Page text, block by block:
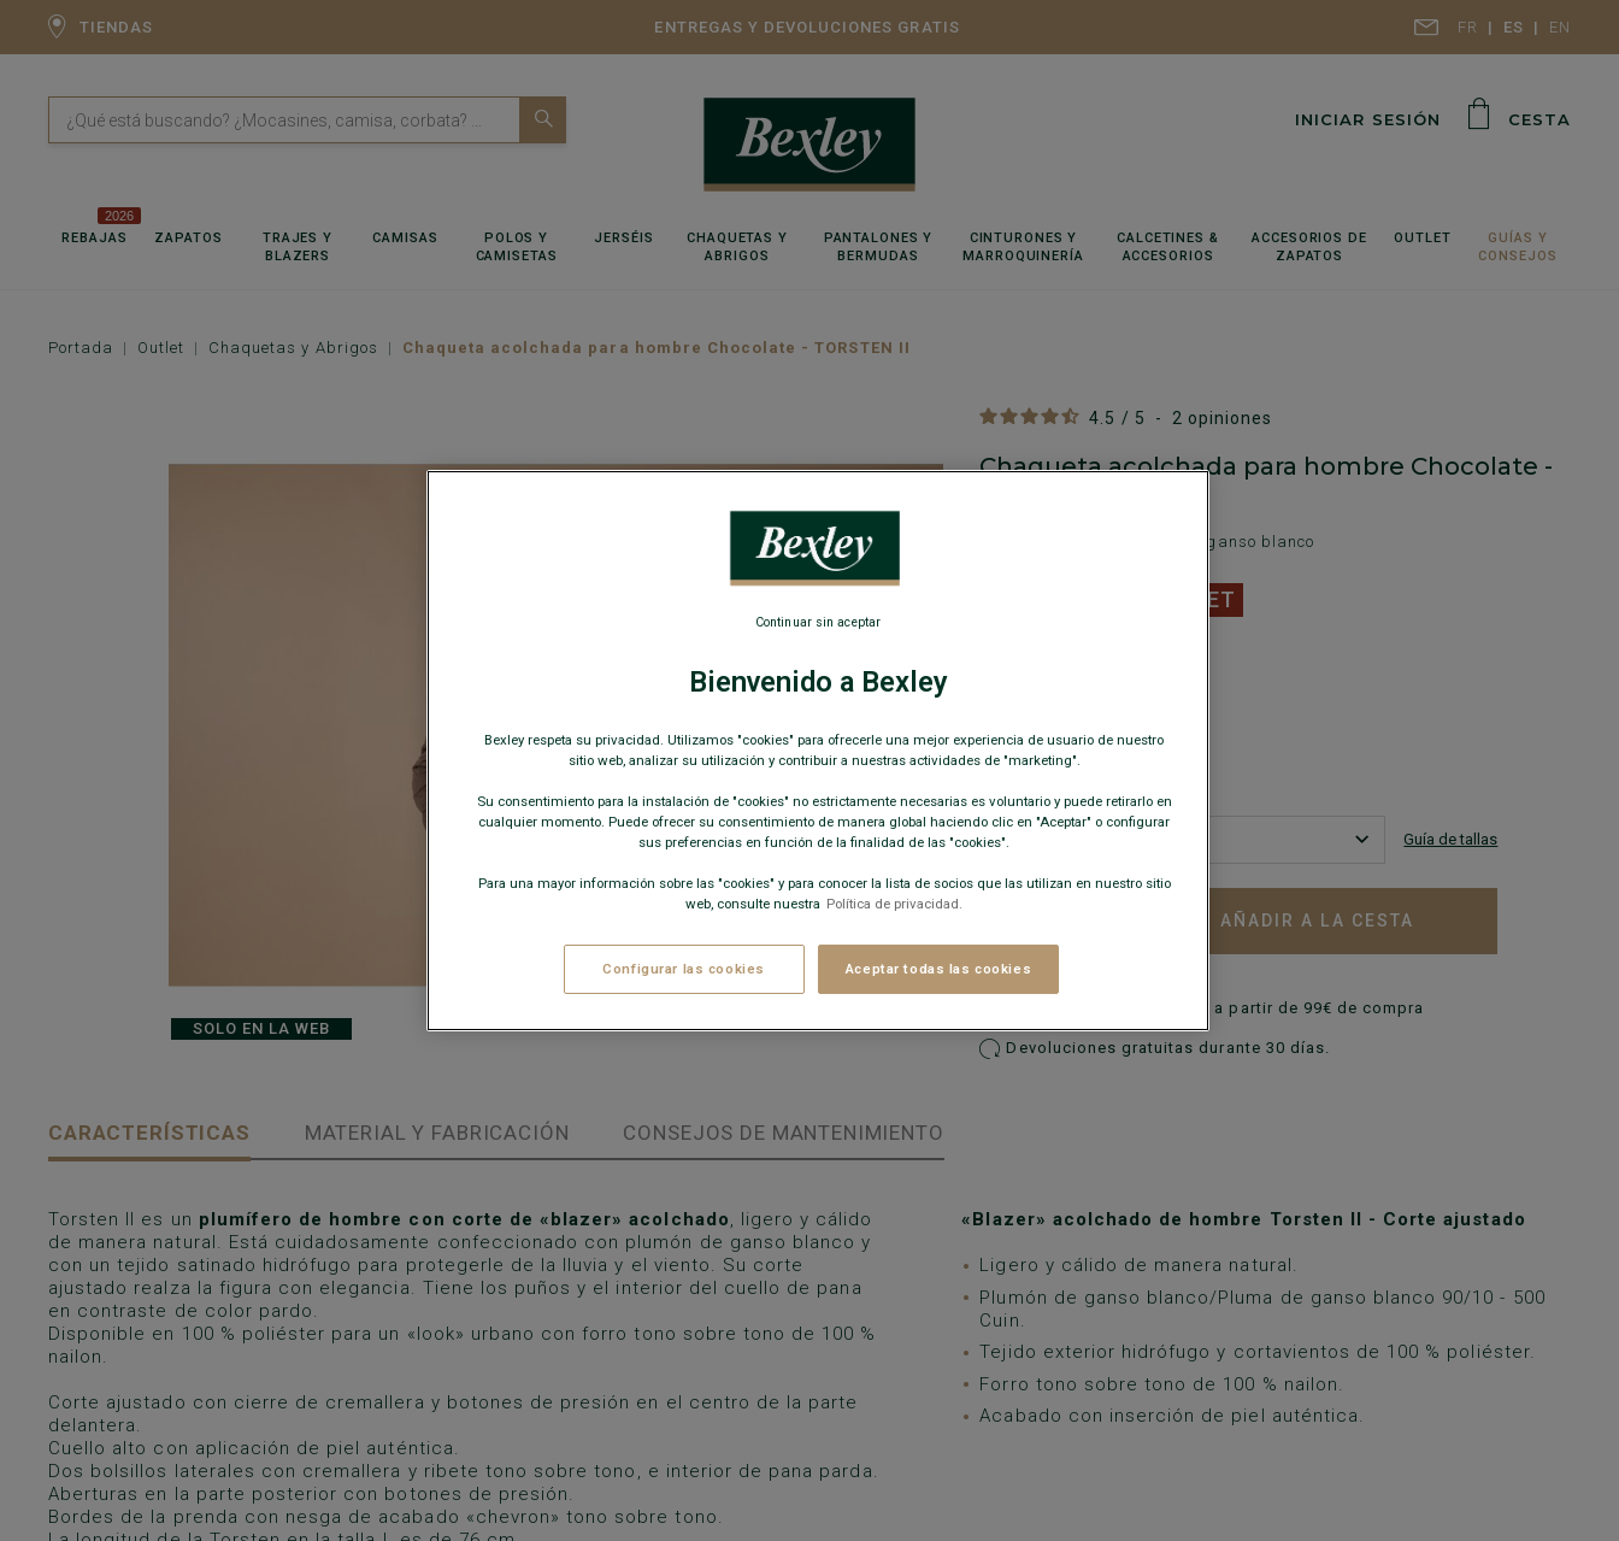
FR ES EN
TIENDAS ENTREGAS Y DEVOLUCIONES GRATIS
INICIAR SESIÓN CESTA
REBAJAS
2026
ZAPATOS
TRAJES Y
BLAZERS
CAMISAS
POLOS Y
CAMISETAS
JERSÉIS
CHAQUETAS Y
ABRIGOS
PANTALONES Y
BERMUDAS
CINTURONES Y
MARROQUINERÍA
CALCETINES &
ACCESORIOS
ACCESORIOS DE
ZAPATOS
OUTLET
GUÍAS Y
CONSEJOS
Portada Outlet Chaquetas y Abrigos Chaqueta acolchada para hombre Chocolate - TORSTEN II
4.5 / 5 - 2 opiniones
Chaqueta acolchada para hombre Chocolate -
Corte ajustado – Plumón de ganso blanco
OUTLET
Guía de tallas
AÑADIR A LA CESTA
a partir de 99€ de compra
Devoluciones gratuitas durante 30 días.
SOLO EN LA WEB
CARACTERÍSTICAS MATERIAL Y FABRICACIÓN CONSEJOS DE MANTENIMIENTO
Torsten II es un plumífero de hombre con corte de «blazer» acolchado, ligero y cálido
de manera natural. Está cuidadosamente confeccionado con plumón de ganso blanco y
con un tejido satinado hidrófugo para protegerle de la lluvia y el viento. Su corte
ajustado realza la figura con elegancia. Tiene los puños y el interior del cuello de pana
en contraste de color pardo.
Disponible en 100 % poliéster para un «look» urbano con forro tono sobre tono de 100 %
nailon.
Corte ajustado con cierre de cremallera y botones de presión en el centro de la parte
delantera.
Cuello alto con aplicación de piel auténtica.
Dos bolsillos laterales con cremallera y ribete tono sobre tono, e interior de pana parda.
Aberturas en la parte posterior con botones de presión.
Bordes de la prenda con nesga de acabado «chevron» tono sobre tono.
«Blazer» acolchado de hombre Torsten II - Corte ajustado
Ligero y cálido de manera natural.
Plumón de ganso blanco/Pluma de ganso blanco 90/10 - 500
Cuin.
Tejido exterior hidrófugo y cortavientos de 100 % poliéster.
Forro tono sobre tono de 100 % nailon.
Acabado con inserción de piel auténtica.
Bienvenido a Bexley
Bexley respeta su privacidad. Utilizamos "cookies" para ofrecerle una mejor experiencia de usuario de nuestro
sitio web, analizar su utilización y contribuir a nuestras actividades de "marketing".
Su consentimiento para la instalación de "cookies" no estrictamente necesarias es voluntario y puede retirarlo en
cualquier momento. Puede ofrecer su consentimiento de manera global haciendo clic en "Aceptar" o configurar
sus preferencias en función de la finalidad de las "cookies".
Para una mayor información sobre las "cookies" y para conocer la lista de socios que las utilizan en nuestro sitio
web, consulte nuestra Política de privacidad.
Configurar las cookies Aceptar todas las cookies
Continuar sin aceptar